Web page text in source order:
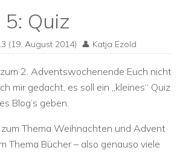
Quiz
(19. August 2014) Katja Ezold
2. Adventswochenende Euch nicht
mir gedacht, es soll ein „kleines“ Quiz
Blog’s geben.
Thema Weihnachten und Advent
Thema Bücher – also genauso viele